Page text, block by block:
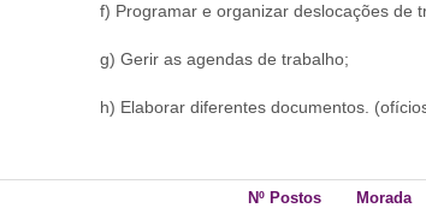
f) Programar e organizar deslocações de
g) Gerir as agendas de trabalho;
h) Elaborar diferentes documentos.
Nº Postos Morada